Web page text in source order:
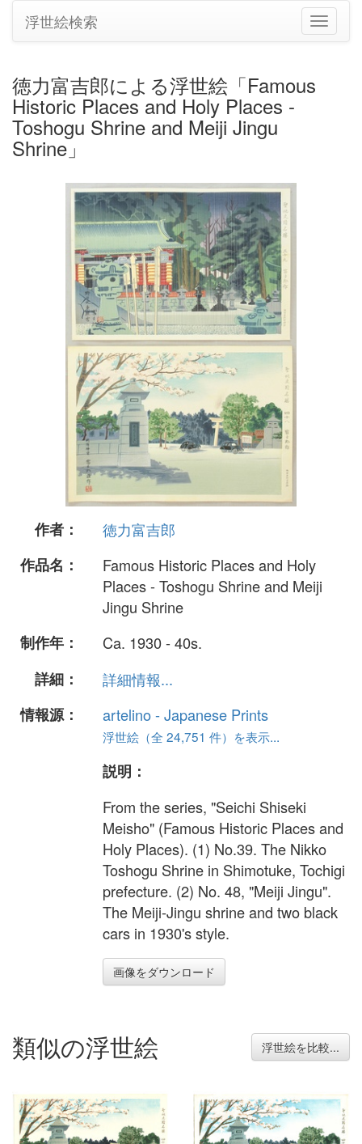
ナ
ビ
浮世絵検索
徳力富吉郎による浮世絵「Famous
Historic Places and Holy Places -
Toshogu Shrine and Meiji Jingu
Shrine」
作者：
徳力富吉郎
作品名：
Famous Historic Places and Holy
Places - Toshogu Shrine and Meiji
Jingu Shrine
制作年：
Ca. 1930 - 40s.
詳細：
詳細情報...
情報源：
artelino - Japanese Prints
浮世絵（全 24,751 件）を表示...
説明：
From the series, "Seichi Shiseki
Meisho" (Famous Historic Places and
Holy Places). (1) No.39. The Nikko
Toshogu Shrine in Shimotuke, Tochigi
prefecture. (2) No. 48, "Meiji Jingu".
The Meiji-Jingu shrine and two black
cars in 1930's style.
画像をダウンロード
類似の浮世絵 浮世絵を比較...